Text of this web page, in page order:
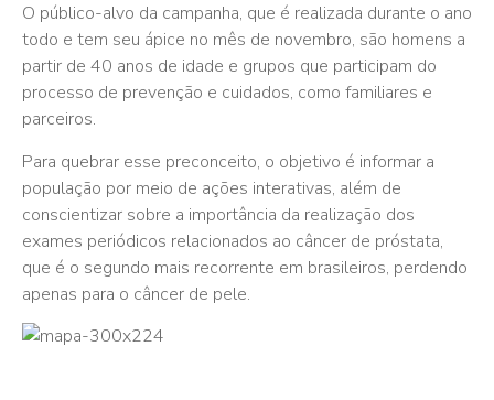
O público-alvo da campanha, que é realizada durante o ano
todo e tem seu ápice no mês de novembro, são homens a
partir de 40 anos de idade e grupos que participam do
processo de prevenção e cuidados, como familiares e
parceiros.
Para quebrar esse preconceito, o objetivo é informar a
população por meio de ações interativas, além de
conscientizar sobre a importância da realização dos
exames periódicos relacionados ao câncer de próstata,
que é o segundo mais recorrente em brasileiros, perdendo
apenas para o câncer de pele.